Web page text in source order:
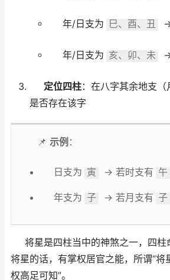
年/日支为 巳、酉、丑
年/日支为 亥、卯、未
定位四柱：在八字其余地支
是否存在该字
📌 示例 ：
日支为 寅 → 若时支有 午
年支为 子 → 若月支有 子
将星是四柱当中的神煞之一，四
将星的话，有掌权居官之能，所谓“将
权高足可知”。